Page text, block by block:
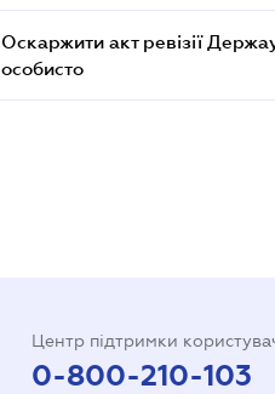
Оскаржити акт ревізії
особисто
Центр підтримки
0-800-210-103